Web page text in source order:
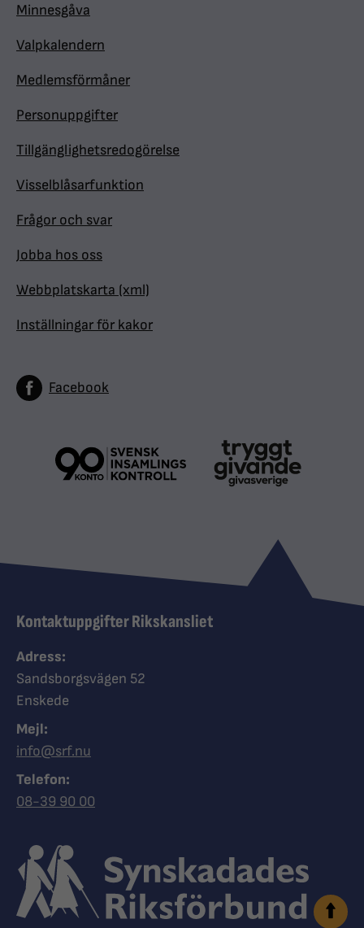
Minnesgåva
Valpkalendern
Medlemsförmåner
Personuppgifter
Tillgänglighetsredogörelse
Visselblåsarfunktion
Frågor och svar
Jobba hos oss
Webbplatskarta (xml)
Inställningar för kakor
Facebook
Kontaktuppgifter Rikskansliet
Adress:
Sandsborgsvägen 52
Enskede
Mejl:
info@srf.nu
Telefon:
Ring Synskadades riksförbund
08-39 90 00